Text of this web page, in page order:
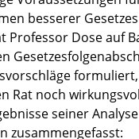
besserer
Professor Dose auf
Rat noch
seiner
zusammengefasst: